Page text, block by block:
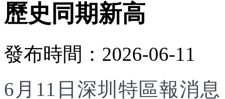
歷史同期新高
發布時間：2026-06-11
6月11日深圳特區報消